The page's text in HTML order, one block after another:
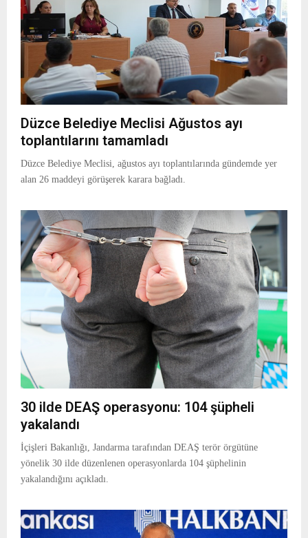
Düzce Belediye Meclisi Ağustos ayı
toplantılarını tamamladı
Düzce Belediye Meclisi, ağustos ayı toplantılarında gündemde yer
alan 26 maddeyi görüşerek karara bağladı.
30 ilde DEAŞ operasyonu: 104 şüpheli
yakalandı
İçişleri Bakanlığı, Jandarma tarafından DEAŞ terör örgütüne
yönelik 30 ilde düzenlenen operasyonlarda 104 şüphelinin
yakalandığını açıkladı.